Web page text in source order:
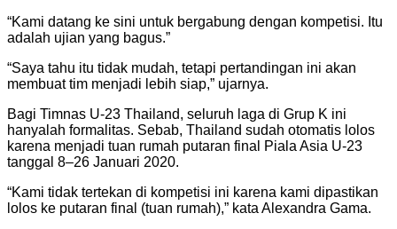
“Kami datang ke sini untuk bergabung dengan kompetisi. Itu
adalah ujian yang bagus.”
“Saya tahu itu tidak mudah, tetapi pertandingan ini akan
membuat tim menjadi lebih siap,” ujarnya.
Bagi Timnas U-23 Thailand, seluruh laga di Grup K ini
hanyalah formalitas. Sebab, Thailand sudah otomatis lolos
karena menjadi tuan rumah putaran final Piala Asia U-23
tanggal 8–26 Januari 2020.
“Kami tidak tertekan di kompetisi ini karena kami dipastikan
lolos ke putaran final (tuan rumah),” kata Alexandra Gama.